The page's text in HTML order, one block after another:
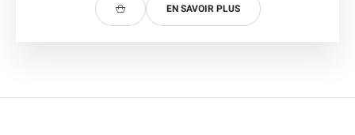
EN SAVOIR PLUS